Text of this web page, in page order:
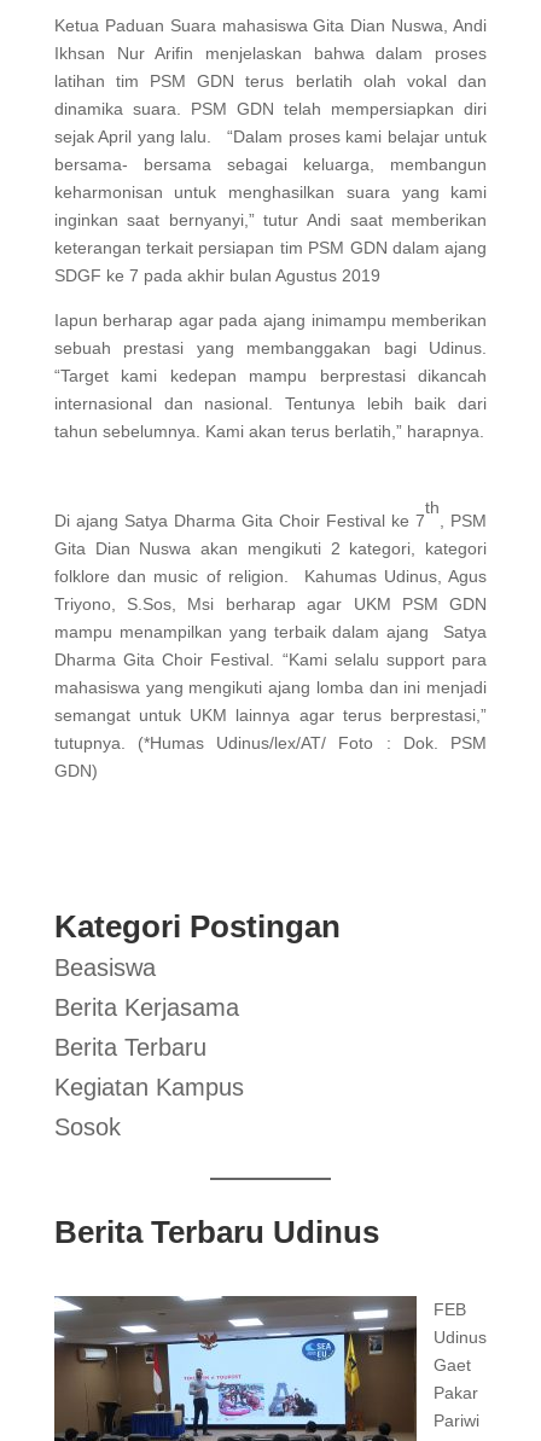
Ketua Paduan Suara mahasiswa Gita Dian Nuswa, Andi
Ikhsan Nur Arifin menjelaskan bahwa dalam proses
latihan tim PSM GDN terus berlatih olah vokal dan
dinamika suara. PSM GDN telah mempersiapkan diri
sejak April yang lalu. “Dalam proses kami belajar untuk
bersama- bersama sebagai keluarga, membangun
keharmonisan untuk menghasilkan suara yang kami
inginkan saat bernyanyi,” tutur Andi saat memberikan
keterangan terkait persiapan tim PSM GDN dalam ajang
SDGF ke 7 pada akhir bulan Agustus 2019
Iapun berharap agar pada ajang inimampu memberikan
sebuah prestasi yang membanggakan bagi Udinus.
“Target kami kedepan mampu berprestasi dikancah
internasional dan nasional. Tentunya lebih baik dari
tahun sebelumnya. Kami akan terus berlatih,” harapnya.
Di ajang Satya Dharma Gita Choir Festival ke 7
th
, PSM
Gita Dian Nuswa akan mengikuti 2 kategori, kategori
folklore dan music of religion. Kahumas Udinus, Agus
Triyono, S.Sos, Msi berharap agar UKM PSM GDN
mampu menampilkan yang terbaik dalam ajang Satya
Dharma Gita Choir Festival. “Kami selalu support para
mahasiswa yang mengikuti ajang lomba dan ini menjadi
semangat untuk UKM lainnya agar terus berprestasi,”
tutupnya. (*Humas Udinus/lex/AT/ Foto : Dok. PSM
GDN)
Kategori Postingan
Beasiswa
Berita Kerjasama
Berita Terbaru
Kegiatan Kampus
Sosok
Berita Terbaru Udinus
FEB
Udinus
Gaet
Pakar
Pariwi